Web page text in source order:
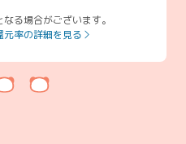
る場合がございます。
元率の詳細を見る